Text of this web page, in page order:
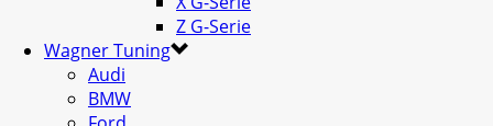
Z G-Serie
Wagner Tuning
Audi
BMW